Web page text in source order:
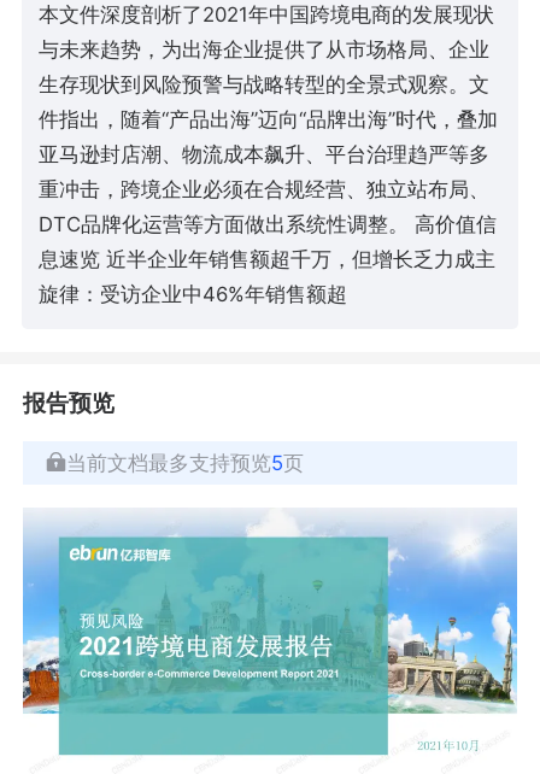
本文件深度剖析了2021年中国跨境电商的发展现状
与未来趋势，为出海企业提供了从市场格局、企业
生存现状到风险预警与战略转型的全景式观察。文
件指出，随着“产品出海”迈向“品牌出海”时代，叠加
亚马逊封店潮、物流成本飙升、平台治理趋严等多
重冲击，跨境企业必须在合规经营、独立站布局、
DTC品牌化运营等方面做出系统性调整。 高价值信
息速览 近半企业年销售额超千万，但增长乏力成主
旋律：受访企业中46%年销售额超
报告预览
当前文档最多支持预览5页